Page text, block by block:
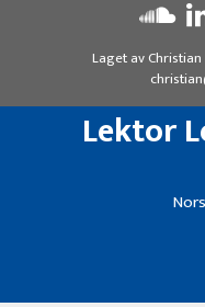
Laget av
Lektor